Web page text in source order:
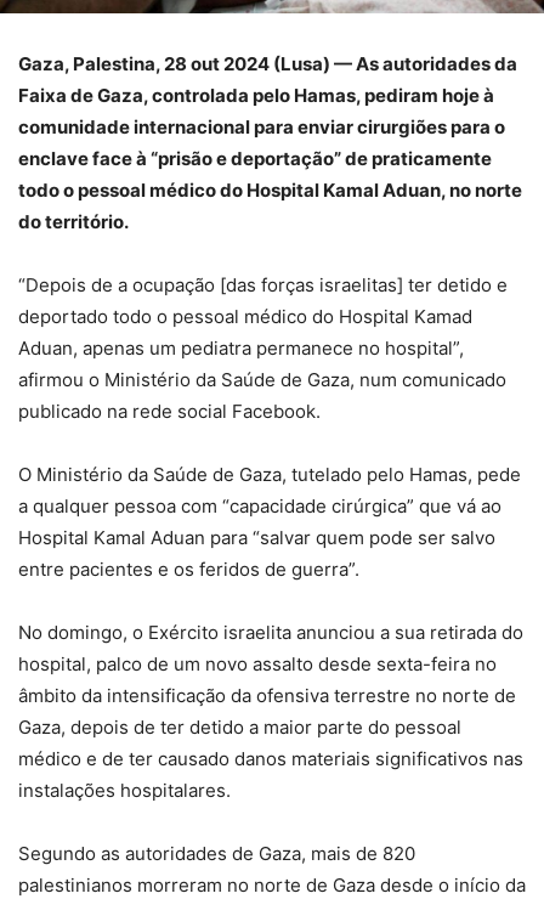
Gaza, Palestina, 28 out 2024 (Lusa) — As autoridades da
Faixa de Gaza, controlada pelo Hamas, pediram hoje à
comunidade internacional para enviar cirurgiões para o
enclave face à “prisão e deportação” de praticamente
todo o pessoal médico do Hospital Kamal Aduan, no norte
do território.
“Depois de a ocupação [das forças israelitas] ter detido e
deportado todo o pessoal médico do Hospital Kamad
Aduan, apenas um pediatra permanece no hospital”,
afirmou o Ministério da Saúde de Gaza, num comunicado
publicado na rede social Facebook.
O Ministério da Saúde de Gaza, tutelado pelo Hamas, pede
a qualquer pessoa com “capacidade cirúrgica” que vá ao
Hospital Kamal Aduan para “salvar quem pode ser salvo
entre pacientes e os feridos de guerra”.
No domingo, o Exército israelita anunciou a sua retirada do
hospital, palco de um novo assalto desde sexta-feira no
âmbito da intensificação da ofensiva terrestre no norte de
Gaza, depois de ter detido a maior parte do pessoal
médico e de ter causado danos materiais significativos nas
instalações hospitalares.
Segundo as autoridades de Gaza, mais de 820
palestinianos morreram no norte de Gaza desde o início da